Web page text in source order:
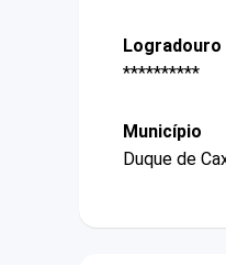
Logradouro
**********
Município
Duque de